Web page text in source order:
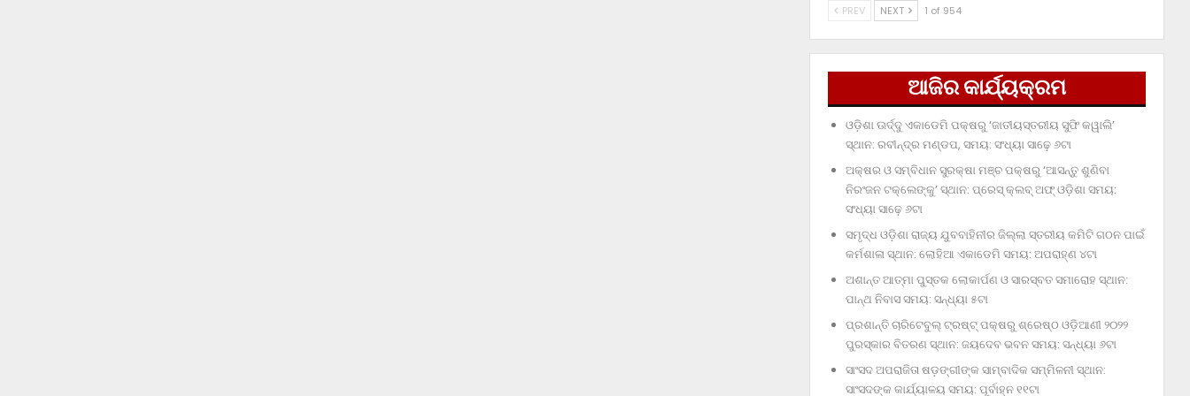
PREV NEXT 1 of 954
ଆଜିର କାର୍ଯ୍ୟକ୍ରମ
ଓଡ଼ିଶା ଊର୍ଦ୍ଦୁ ଏକାଡେମି ପକ୍ଷରୁ ‘ଜାତୀୟସ୍ତରୀୟ ସୁଫି କୱାଲି’
ସ୍ଥାନ: ରବୀନ୍ଦ୍ର ମଣ୍ଡପ, ସମୟ: ସଂଧ୍ୟା ସାଢ଼େ ୬ଟା
ଅକ୍ଷର ଓ ସମ୍ବିଧାନ ସୁରକ୍ଷା ମଞ୍ଚ ପକ୍ଷରୁ ‘ଆସନ୍ତୁ ଶୁଣିବା
ନିରଂଜନ ଟକ୍‌ଲେଙ୍କୁ’ ସ୍ଥାନ: ପ୍ରେସ୍‌ କ୍ଲବ୍‌ ଅଫ୍‌ ଓଡ଼ିଶା ସମୟ:
ସଂଧ୍ୟା ସାଢ଼େ ୬ଟା
ସମୃଦ୍ଧ ଓଡ଼ିଶା ରାଜ୍ୟ ଯୁବବାହିନୀର ଜିଲ୍ଲା ସ୍ତରୀୟ କମିଟି ଗଠନ ପାଇଁ
କର୍ମଶାଳା ସ୍ଥାନ: ଲୋହିଆ ଏକାଡେମି ସମୟ: ଅପରାହ୍‌ଣ ୪ଟା
ଅଶାନ୍ତ ଆତ୍ମା ପୁସ୍ତକ ଲୋକାର୍ପଣ ଓ ସାରସ୍ବତ ସମାରୋହ ସ୍ଥାନ:
ପାନ୍ଥ ନିବାସ ସମୟ: ସନ୍ଧ୍ୟା ୫ଟା
ପ୍ରଶାନ୍ତି ଚାରିଟେବୁଲ୍‌ ଟ୍ରଷ୍ଟ୍‌ ପକ୍ଷରୁ ଶ୍ରେଷ୍ଠ ଓଡ଼ିଆଣୀ ୨୦୨୨
ପୁରସ୍କାର ବିତରଣ ସ୍ଥାନ: ଜୟଦେବ ଭବନ ସମୟ: ସନ୍ଧ୍ୟା ୬ଟା
ସାଂସଦ ଅପରାଜିତା ଷଡ଼ଙ୍ଗୀଙ୍କ ସାମ୍ବାଦିକ ସମ୍ମିଳନୀ ସ୍ଥାନ:
ସାଂସଦଙ୍କ କାର୍ଯ୍ୟାଳୟ ସମୟ: ପୂର୍ବାହ୍ନ ୧୧ଟା